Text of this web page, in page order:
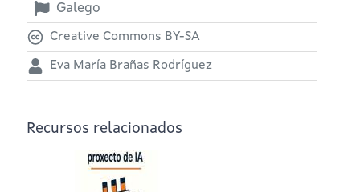
Galego
Creative Commons BY-SA
Eva María Brañas Rodríguez
Recursos relacionados